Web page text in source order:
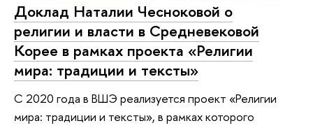
Доклад Наталии Чесноковой о
религии и власти в Средневековой
Корее в рамках проекта «Религии
мира: традиции и тексты»
С 2020 года в ВШЭ реализуется проект «Религии
мира: традиции и тексты», в рамках которого